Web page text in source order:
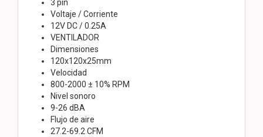
3 pin
Voltaje / Corriente
12V DC / 0.25A
VENTILADOR
Dimensiones
120x120x25mm
Velocidad
800-2000 ± 10% RPM
Nivel sonoro
9-26 dBA
Flujo de aire
27.2-69.2 CFM